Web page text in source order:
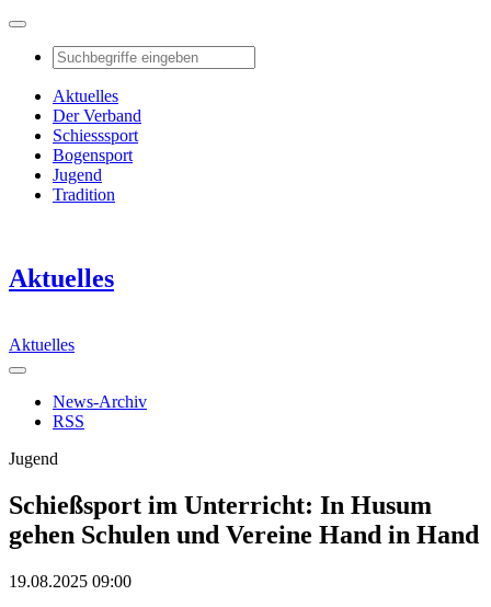
Aktuelles
Der Verband
Schiesssport
Bogensport
Jugend
Tradition
Aktuelles
Aktuelles
News-Archiv
RSS
Jugend
Schießsport im Unterricht: In Husum
gehen Schulen und Vereine Hand in Hand
19.08.2025 09:00